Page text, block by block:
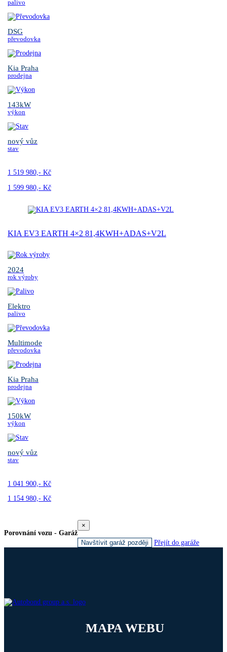
palivo
DSG
převodovka
Kia Praha
prodejna
143kW
výkon
nový vůz
stav
1 519 980,- Kč
1 599 980,- Kč
KIA EV3 EARTH 4×2 81,4KWH+ADAS+V2L
2024
rok výroby
Elektro
palivo
Multimode
převodovka
Kia Praha
prodejna
150kW
výkon
nový vůz
stav
1 041 900,- Kč
1 154 980,- Kč
Porovnání vozu - Garáž
×
Navštívit garáž později Přejít do garáže
MAPA WEBU